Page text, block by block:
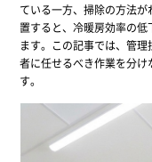
ている一方、掃除の方法
置すると、冷暖房効率の
ます。この記事では、管
者に任せるべき作業を分
す。